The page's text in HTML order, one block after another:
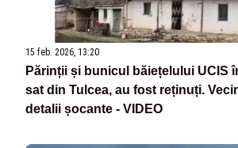
15 feb. 2026, 13:20
Părinții și bunicul băiețelului UCIS
sat din Tulcea, au fost reținuți.
detalii șocante - VIDEO